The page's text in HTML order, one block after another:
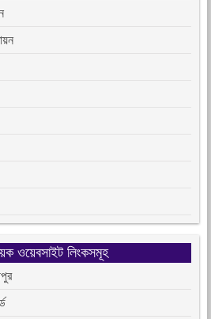
ওয়েবসাইট লিংকসমূহ